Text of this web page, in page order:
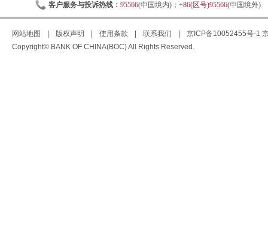
客户服务与投诉热线： 95566(中国境内)； +86(区号)95566(中国境外)
网站地图 版权声明 使用条款 联系我们 京ICP备10052455号-1
Copyright© BANK OF CHINA(BOC) All Rights Reserved.